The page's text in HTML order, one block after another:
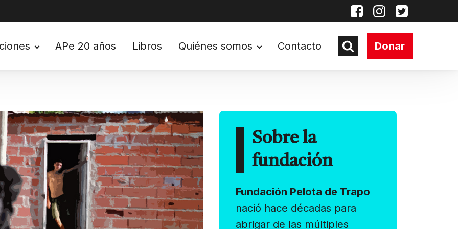
APe 20 años Libros Quiénes somos Contacto Donar
Sobre la
fundación
Fundación Pelota de Trapo
nació hace décadas para
abrigar de las múltiples